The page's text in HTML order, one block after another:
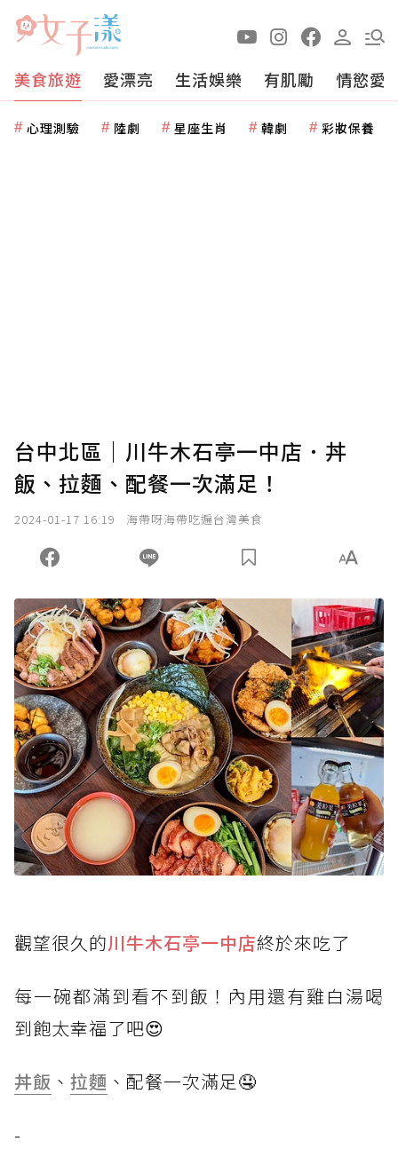
美食旅遊 愛漂亮 生活娛樂 有肌勵 情慾愛
心理測驗 陸劇 星座生肖 韓劇 彩妝保養
台中北區｜川牛木石亭一中店．丼
飯、拉麵、配餐一次滿足！
2024-01-17 16:19 海帶呀海帶吃遍台灣美食
觀望很久的川牛木石亭一中店終於來吃了
每一碗都滿到看不到飯！內用還有雞白湯喝
到飽太幸福了吧😍
丼飯 、 拉麵 、配餐一次滿足🤤
-